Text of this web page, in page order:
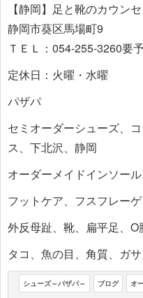
【静岡】足と靴のカウン
静岡市葵区馬場町9
ＴＥＬ：054-255-3260要
定休日：火曜・水曜
パザパ
セミオーダーシューズ、
ス、下北沢、静岡
オーダーメイドインソー
フットケア、フスフレー
外反母趾、靴、扁平足、
タコ、魚の目、角質、ガ
シューズ～パザパ～ ブログ オ